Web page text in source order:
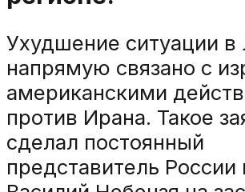
Ухудшение ситуации в
напрямую связано с
американскими
против Ирана. Такое
сделал постоянный
представитель